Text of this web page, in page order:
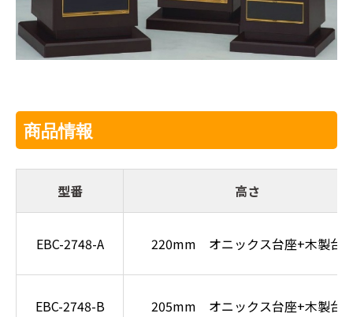
商品情報
型番 高さ
EBC-2748-A 220mm オニックス台座+木製台
EBC-2748-B 205mm オニックス台座+木製台